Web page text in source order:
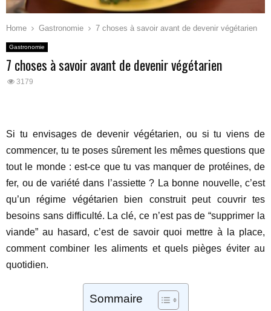
Home Gastronomie 7 choses à savoir avant de devenir végétarien
Gastronomie
7 choses à savoir avant de devenir végétarien
3179
Si tu envisages de devenir végétarien, ou si tu viens de
commencer, tu te poses sûrement les mêmes questions que
tout le monde : est-ce que tu vas manquer de protéines, de
fer, ou de variété dans l’assiette ? La bonne nouvelle, c’est
qu’un régime végétarien bien construit peut couvrir tes
besoins sans difficulté. La clé, ce n’est pas de “supprimer la
viande” au hasard, c’est de savoir quoi mettre à la place,
comment combiner les aliments et quels pièges éviter au
quotidien.
Sommaire